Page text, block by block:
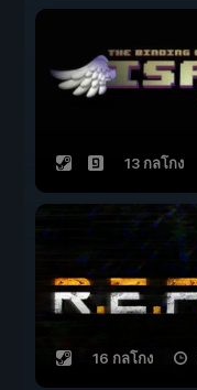
13 กลโกง
16 กลโกง